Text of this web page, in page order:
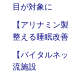
目が対象に
【アリナミン
整える睡眠改
【バイタルネ
流施設